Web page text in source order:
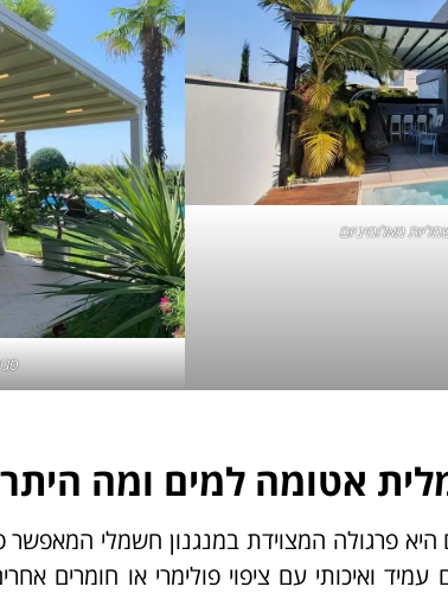
מאלומיניום
אטומה למים ומה
פרגולה המצוידת במנגנון חשמלי המאפשר
עמיד ואיכותי עם ציפוי פולימרי או חומרים